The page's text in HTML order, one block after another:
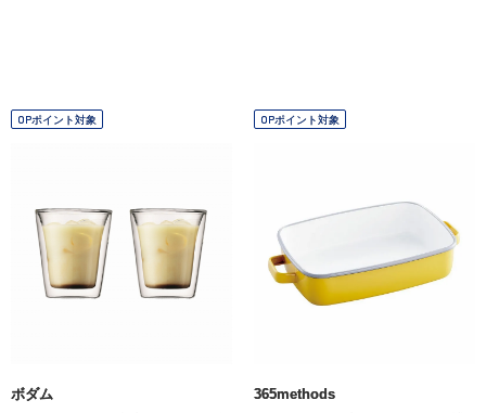
OPポイント対象
ボダム
OPポイント対象
365methods